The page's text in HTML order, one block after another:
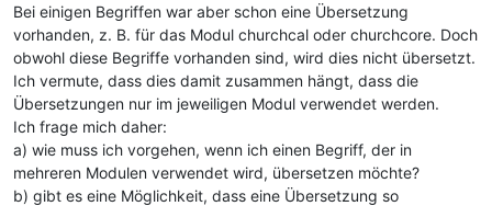
Bei einigen Begriffen war aber schon eine Übersetzung
vorhanden, z. B. für das Modul churchcal oder churchcore. Doch
obwohl diese Begriffe vorhanden sind, wird dies nicht übersetzt.
Ich vermute, dass dies damit zusammen hängt, dass die
Übersetzungen nur im jeweiligen Modul verwendet werden.
Ich frage mich daher:
a) wie muss ich vorgehen, wenn ich einen Begriff, der in
mehreren Modulen verwendet wird, übersetzen möchte?
b) gibt es eine Möglichkeit, dass eine Übersetzung so